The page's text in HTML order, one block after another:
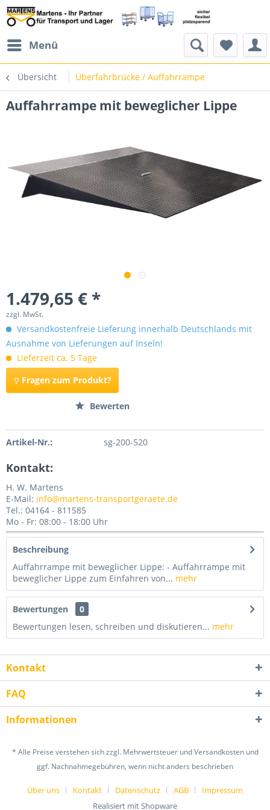
Menü
Übersicht Überfahrbrücke / Auffahrrampe
Auffahrrampe mit beweglicher Lippe
1.479,65 € *
zzgl. MwSt.
Versandkostenfreie Lieferung innerhalb Deutschlands mit
Ausnahme von Lieferungen auf Inseln!
Lieferzeit ca. 5 Tage
Fragen zum Produkt?
Bewerten
Artikel-Nr.: sg-200-520
Kontakt:
H. W. Martens
E-Mail: info@martens-transportgeraete.de
Tel.: 04164 - 811585
Mo - Fr: 08:00 - 18:00 Uhr
Beschreibung
Auffahrrampe mit beweglicher Lippe: - Auffahrrampe mit
beweglicher Lippe zum Einfahren von... mehr
Bewertungen
0
Bewertungen lesen, schreiben und diskutieren... mehr
Kontakt
FAQ
Informationen
* Alle Preise verstehen sich zzgl. Mehrwertsteuer und Versandkosten und
ggf. Nachnahmegebühren, wenn nicht anders beschrieben
Über uns Kontakt Datenschutz AGB
Impressum
Realisiert mit Shopware